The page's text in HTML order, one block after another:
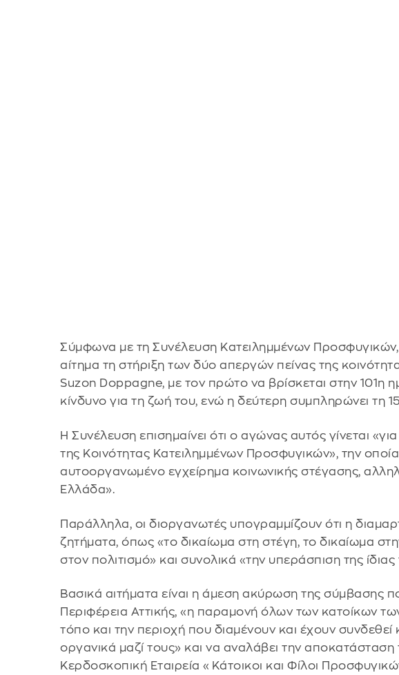
Σύμφωνα με τη Συνέλευση Κατειλημμένων Προσφυγικών,
αίτημα τη στήριξη των δύο απεργών πείνας της
Suzon Doppagne, με τον πρώτο να βρίσκεται στην 101η
κίνδυνο για τη ζωή του, ενώ η δεύτερη συμπληρώνει τη
Η Συνέλευση επισημαίνει ότι ο αγώνας αυτός γίνεται
της Κοινότητας Κατειλημμένων Προσφυγικών», την
αυτοοργανωμένο εγχείρημα κοινωνικής στέγασης,
Ελλάδα».
Παράλληλα, οι διοργανωτές υπογραμμίζουν ότι η
ζητήματα, όπως «το δικαίωμα στη στέγη, το δικαίωμα
στον πολιτισμό» και συνολικά «την υπεράσπιση της
Βασικά αιτήματα είναι η άμεση ακύρωση της
Περιφέρεια Αττικής, «η παραμονή όλων των κατοίκων
τόπο και την περιοχή που διαμένουν και έχουν συνδεθεί
οργανικά μαζί τους» και να αναλάβει την
Κερδοσκοπική Εταιρεία «Κάτοικοι και Φίλοι